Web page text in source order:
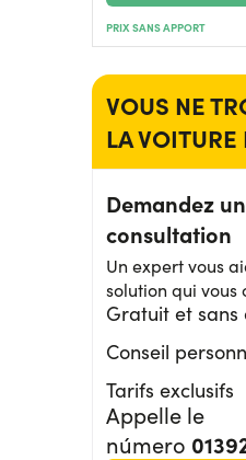
PRIX SANS APPORT
VOUS NE
LA VOITURE
Demandez
consultation
Un expert vous
solution qui vous
Gratuit et
Conseil
Tarifs exclusifs
Appelle le
número